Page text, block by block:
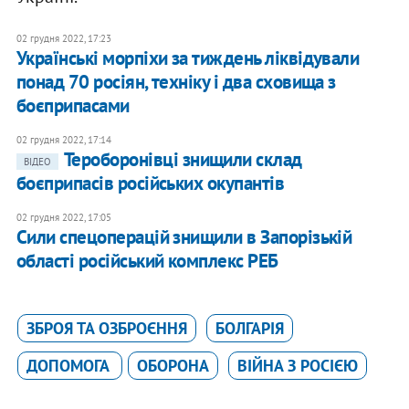
02 грудня 2022, 17:23
Українські морпіхи за тиждень ліквідували
понад 70 росіян, техніку і два сховища з
боєприпасами
02 грудня 2022, 17:14
ВІДЕО
Тероборонівці знищили склад
боєприпасів російських окупантів
02 грудня 2022, 17:05
​Сили спецоперацій знищили в Запорізькій
області російський комплекс РЕБ
ЗБРОЯ ТА ОЗБРОЄННЯ
БОЛГАРІЯ
ДОПОМОГА
ОБОРОНА ВІЙНА З РОСІЄЮ